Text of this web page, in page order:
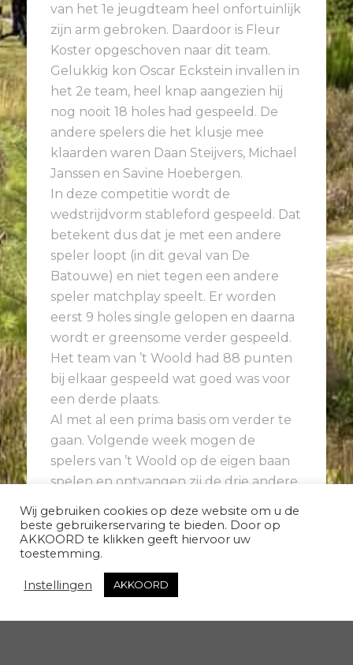
van het 1e jeugdteam heel onfortuinlijk
zijn arm gebroken. Daardoor is Fleur
Koster opgeschoven naar dit team.
Gelukkig kon Oscar Eckstein invallen in
het 2e team, heel knap aangezien hij
nog nooit 18 holes had gespeeld. De
andere spelers die het klusje mee
klaarden waren Daan Steijvers, Michael
Janssen en Savine Hoebergen.
In deze competitie wordt de
wedstrijdvorm stableford gespeeld. Dat
betekent dus dat je met een andere
speler loopt (in dit geval van De
Batouwe) en niet tegen een andere
speler matchplay speelt. Er worden
eerst 9 holes single gelopen en daarna
wordt er greensome verder gespeeld.
Het team van ’t Woold had 88 punten
bij elkaar gespeeld wat goed was voor
een derde plaats.
Al met al een prima basis om verder te
gaan. Volgende week mogen de
spelers van ’t Woold op de eigen baan
spelen en ontvangen zij de drie andere
Judith van Unen
Wij gebruiken cookies op deze website om u de
beste gebruikerservaring te bieden. Door op
AKKOORD te klikken geeft hiervoor uw
toestemming.
Instellingen AKKOORD